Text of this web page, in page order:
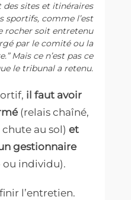
sites et itinéraires
sportifs, comme l’est
rocher soit entretenu
par le comité ou la
Mais ce n’est pas ce
le tribunal a retenu.
il faut avoir
(relais chaîné,
chute au sol) et
gestionnaire
ou individu).
l’entretien.